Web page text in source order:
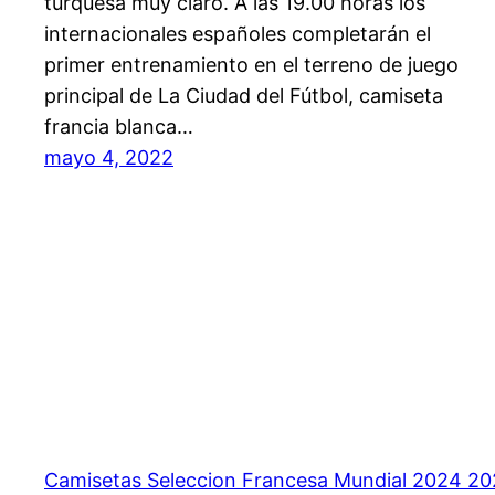
internacionales españoles completarán el
primer entrenamiento en el terreno de juego
principal de La Ciudad del Fútbol, camiseta
francia blanca…
mayo 4, 2022
Camisetas Seleccion Francesa Mundial 2024